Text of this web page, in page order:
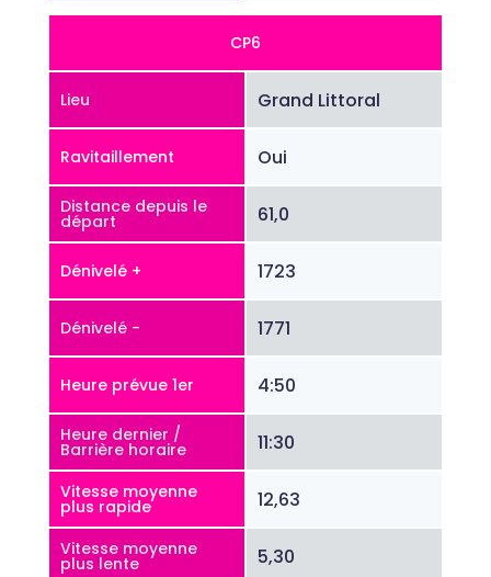
CP6
Lieu Grand Littoral
Ravitaillement Oui
Distance depuis le
départ 61,0
Dénivelé + 1723
Dénivelé - 1771
Heure prévue 1er 4:50
Heure dernier /
Barrière horaire 11:30
Vitesse moyenne
plus rapide 12,63
Vitesse moyenne
plus lente 5,30